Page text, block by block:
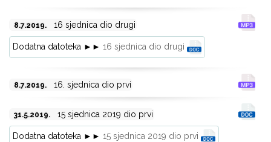
8.7.2019. 16 sjednica dio drugi
Dodatna datoteka ►► 16 sjednica dio drugi
8.7.2019. 16. sjednica dio prvi
31.5.2019. 15 sjednica 2019 dio prvi
Dodatna datoteka ►► 15 sjednica 2019 dio prvi